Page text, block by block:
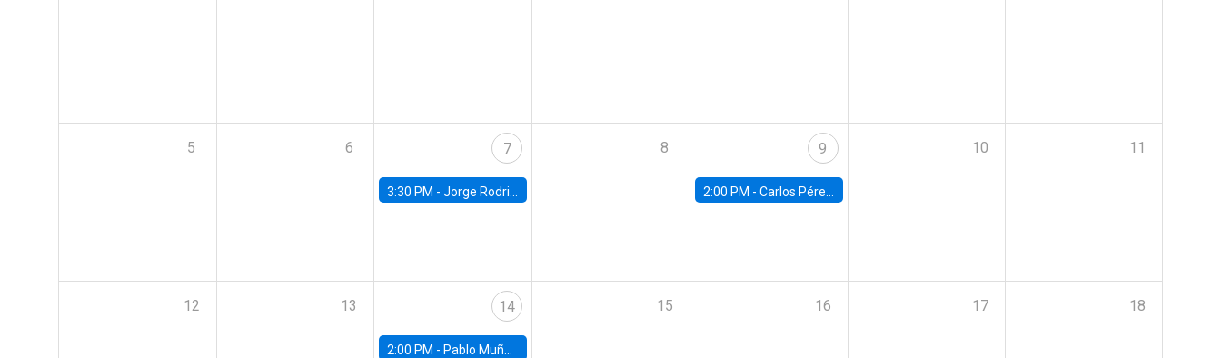
5 6 7
3:30 PM -Jorge Rodriguez, Universidad de Los Andes
8 9
2:00 PM - Carlos Pérez, Universidad Finis Terrae
10 11
12 13 14
2:00 PM - Pablo Muñoz, Universidad de Chile
15 16 17 18